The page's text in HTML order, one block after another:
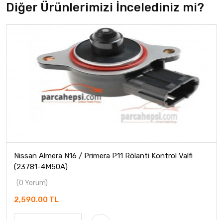
Diğer Ürünlerimizi İncelediniz mi?
Nissan Almera N16 / Primera P11 Rölanti Kontrol Valfi
(23781-4M50A)
(0 Yorum)
2,590.00 TL